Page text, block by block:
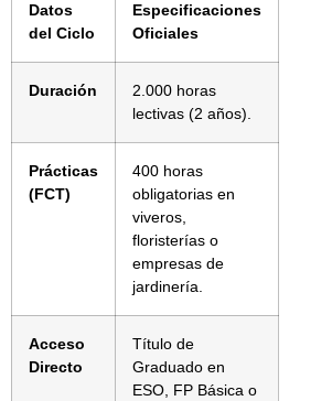
Datos
del Ciclo
Especificaciones
Oficiales
Duración
2.000 horas
lectivas (2 años).
Prácticas
(FCT)
400 horas
obligatorias en
viveros,
floristerías o
empresas de
jardinería.
Acceso
Directo
Título de
Graduado en
ESO, FP Básica o